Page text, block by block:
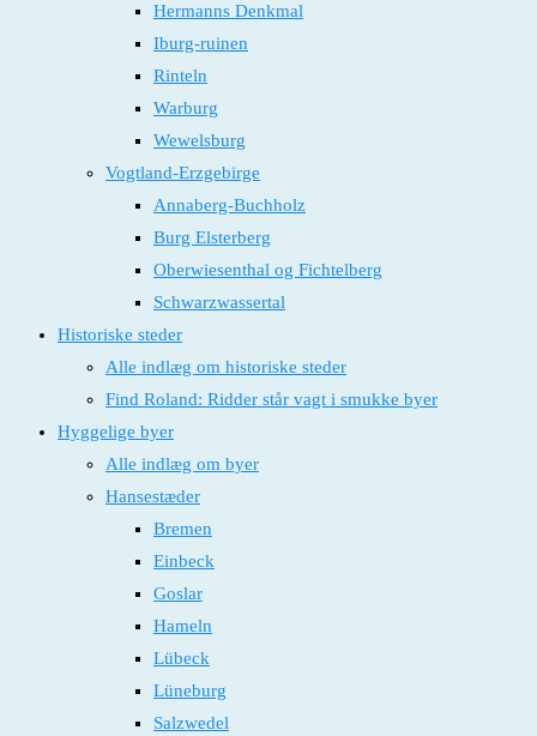
Hermanns Denkmal
Iburg-ruinen
Rinteln
Warburg
Wewelsburg
Vogtland-Erzgebirge
Annaberg-Buchholz
Burg Elsterberg
Oberwiesenthal og Fichtelberg
Schwarzwassertal
Historiske steder
Alle indlæg om historiske steder
Find Roland: Ridder står vagt i smukke byer
Hyggelige byer
Alle indlæg om byer
Hansestæder
Bremen
Einbeck
Goslar
Hameln
Lübeck
Lüneburg
Salzwedel